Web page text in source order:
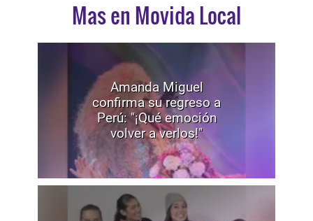
Mas en Movida Local
Amanda Miguel
confirma su regreso a
Perú: "¡Qué emoción
volver a verlos!"